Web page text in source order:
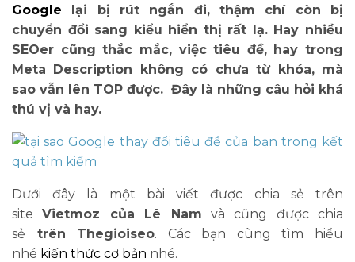
Google lại bị rút ngắn đi, thậm chí còn bị
chuyển đổi sang kiểu hiển thị rất lạ. Hay nhiều
SEOer cũng thắc mắc, việc tiêu đề, hay trong
Meta Description không có chưa từ khóa, mà
sao vẫn lên TOP được. Đây là những câu hỏi khá
thú vị và hay.
Dưới đây là một bài viết được chia sẻ trên
siteVietmoz của Lê Nam và cũng được chia
sẻ trên Thegioiseo. Các bạn cùng tìm hiểu
nhé kiến thức cơ bản nhé.